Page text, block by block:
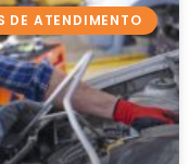
DE ATENDIMENTO